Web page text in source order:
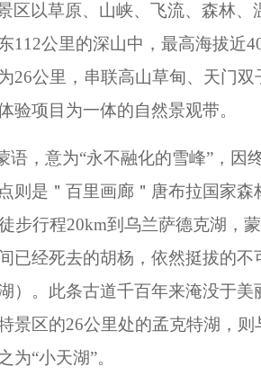
区以草原、山峡、飞流、森林
112公里的深山中，最高海拔近
26公里，串联高山草甸、天门
验项目为一体的自然景观带。
语，意为“永不融化的雪峰” ，因
则是＂百里画廊＂唐布拉国家森
步行程20km到乌兰萨德克湖，
已经死去的胡杨，依然挺拔的
）。此条古道千百年来淹没于
景区的26公里处的孟克特湖，
为“小天湖”。